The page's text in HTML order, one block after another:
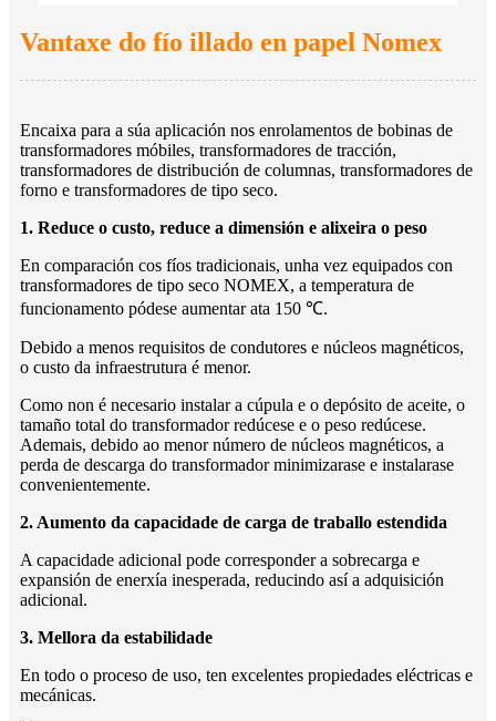
Vantaxe do fío illado en papel Nomex
Encaixa para a súa aplicación nos enrolamentos de bobinas de
transformadores móbiles, transformadores de tracción,
transformadores de distribución de columnas, transformadores de
forno e transformadores de tipo seco.
1. Reduce o custo, reduce a dimensión e alixeira o peso
En comparación cos fíos tradicionais, unha vez equipados con
transformadores de tipo seco NOMEX, a temperatura de
funcionamento pódese aumentar ata 150 ℃.
Debido a menos requisitos de condutores e núcleos magnéticos,
o custo da infraestrutura é menor.
Como non é necesario instalar a cúpula e o depósito de aceite, o
tamaño total do transformador redúcese e o peso redúcese.
Ademais, debido ao menor número de núcleos magnéticos, a
perda de descarga do transformador minimizarase e instalarase
convenientemente.
2. Aumento da capacidade de carga de traballo estendida
A capacidade adicional pode corresponder a sobrecarga e
expansión de enerxía inesperada, reducindo así a adquisición
adicional.
3. Mellora da estabilidade
En todo o proceso de uso, ten excelentes propiedades eléctricas e
mecánicas.